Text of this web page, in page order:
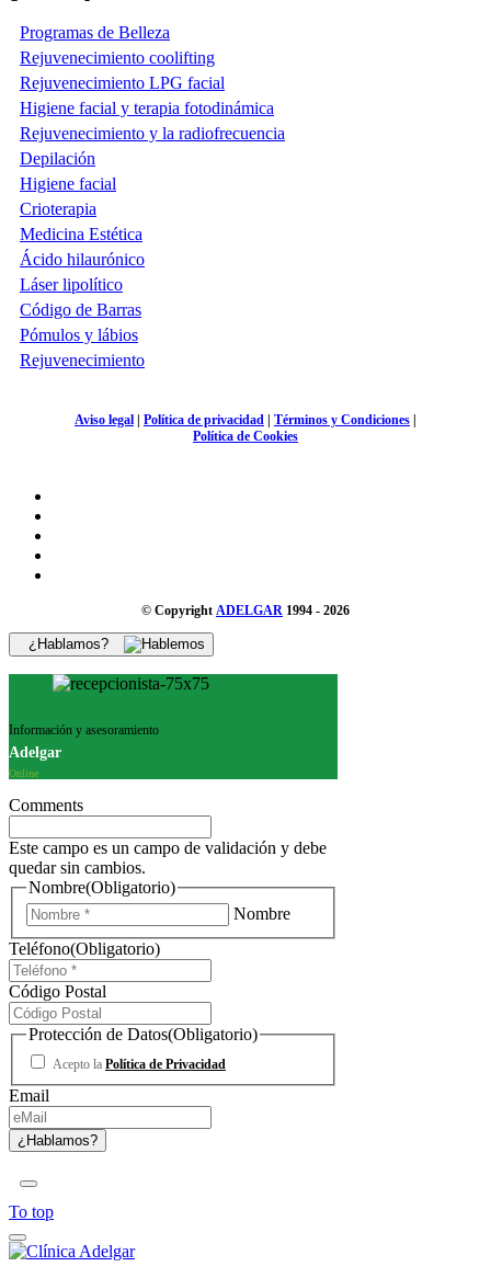
Programas de Belleza
Rejuvenecimiento coolifting
Rejuvenecimiento LPG facial
Higiene facial y terapia fotodinámica
Rejuvenecimiento y la radiofrecuencia
Depilación
Higiene facial
Crioterapia
Medicina Estética
Ácido hilaurónico
Láser lipolítico
Código de Barras
Pómulos y lábios
Rejuvenecimiento
Aviso legal | Política de privacidad | Términos y Condiciones |
Política de Cookies
© Copyright ADELGAR 1994 - 2026
¿Hablamos?
Información y asesoramiento
Adelgar
Online
Comments
Este campo es un campo de validación y debe
quedar sin cambios.
Nombre(Obligatorio)
Nombre
Teléfono(Obligatorio)
Código Postal
Protección de Datos(Obligatorio)
Acepto la Política de Privacidad
Email
To top